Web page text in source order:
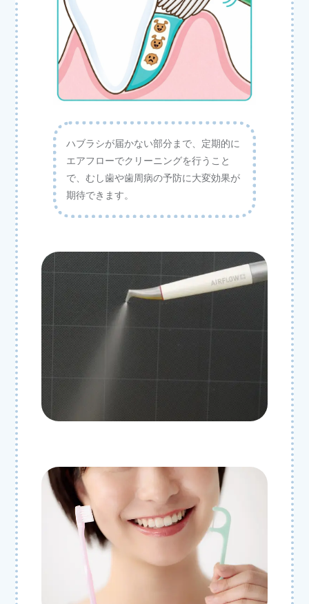
ハブラシが届かない部分まで、定期的に
エアフローでクリーニングを行うこと
で、むし歯や歯周病の予防に大変効果が
期待できます。